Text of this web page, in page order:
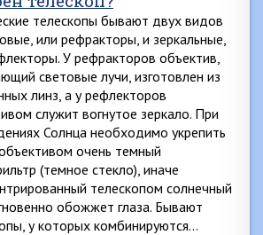
телескопы бывают двух видов
или рефракторы, и зеркальные,
У рефракторов объектив,
световые лучи, изготовлен из
линз, а у рефлекторов
служит вогнутое зеркало. При
Солнца необходимо укрепить
очень темный
(темное стекло), иначе
телескопом солнечный
обожжет глаза. Бывают
у которых комбинируются…